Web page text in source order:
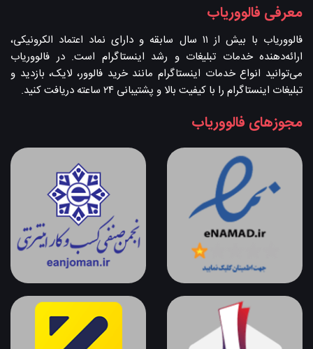
معرفی فالووریاب
فالووریاب با بیش از ۱۱ سال سابقه و دارای نماد اعتماد الکرونیکی،
ارائه‌دهنده خدمات تبلیغات و رشد اینستاگرام است. در فالووریاب
می‌توانید انواع خدمات اینستاگرام مانند خرید فالوور، لایک، بازدید و
تبلیغات اینستاگرام را با کیفیت بالا و پشتیبانی ۲۴ ساعته دریافت کنید.
مجوزهای فالووریاب